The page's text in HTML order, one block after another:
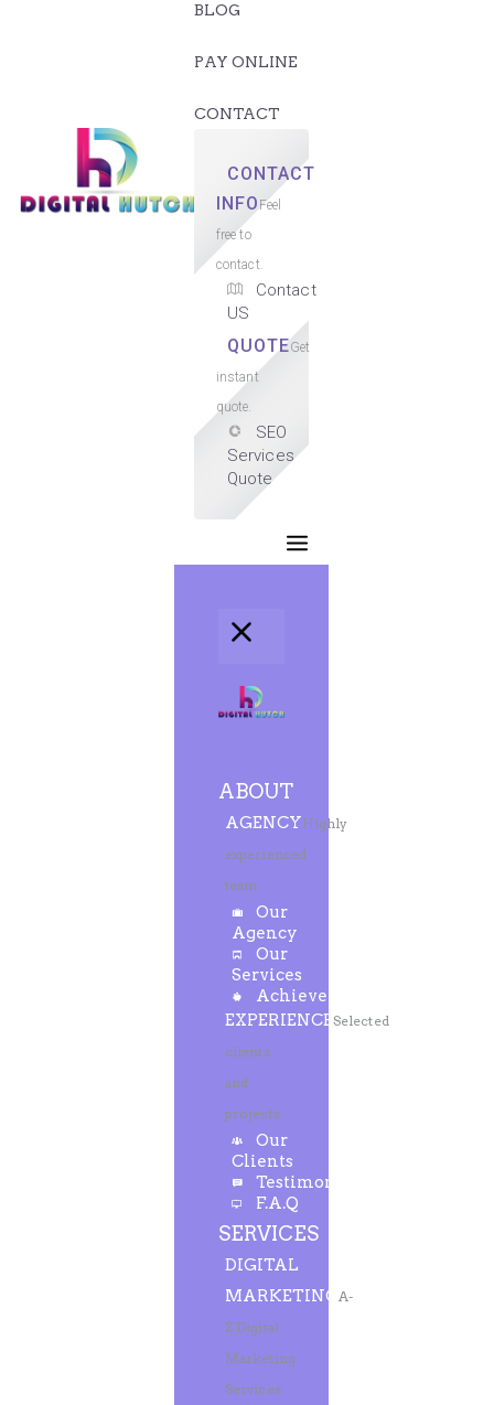
BLOG
PAY ONLINE
CONTACT
CONTACT
INFOFeel
free to
contact.
Contact
US
QUOTEGet
instant
quote.
SEO
Services
Quote
ABOUT
AGENCYHighly
experienced
team
Our
Agency
Our
Services
Achievements
EXPERIENCE Selected
clients
and
projects
Our
Clients
Testimonials
F.A.Q
SERVICES
DIGITAL
MARKETING A-
Z Digital
Marketing
Services